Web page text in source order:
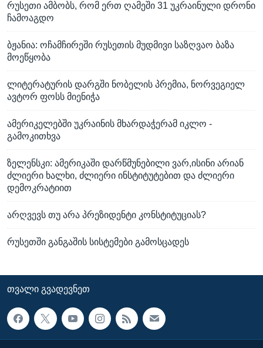
რუსეთი ამბობს, რომ ერთ ღამეში 31 უკრაინული დრონი
ჩამოაგდო
ბჟანია: ოჩამჩირეში რუსეთის მუდმივი საზღვაო ბაზა
მოეწყობა
ლიტერატურის დარგში ნობელის პრემია, ნორვეგიელ
ავტორ ფოსს მიენიჭა
ამერიკელებში უკრაინის მხარდაჭერამ იკლო -
გამოკითხვა
ზელენსკი: ამერიკაში დარწმუნებილი ვარ,ისინი არიან
ძლიერი ხალხი, ძლიერი ინსტიტუტებით და ძლიერი
დემოკრატიით
არღვევს თუ არა პრეზიდენტი კონსტიტუციას?
რუსეთში განგაშის სისტემები გამოსცადეს
ᲗᲕᲐᲚᲘ ᲒᲕᲐᲓᲔᲕᲜᲔᲗ